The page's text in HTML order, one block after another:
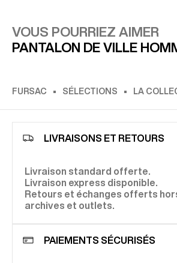
VOUS POURRIEZ AIMER
PANTALON DE VILLE
FURSAC SÉLECTIONS LA
LIVRAISONS ET RETOURS
Livraison standard offerte.
Livraison express disponible.
Retours et échanges offerts
archives et outlets.
PAIEMENTS SÉCURISÉS